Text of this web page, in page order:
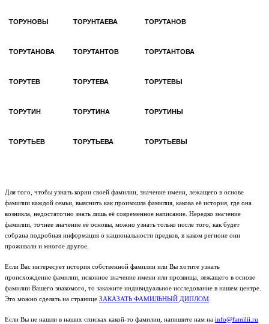
ТОРУНОВЫ ТОРУНТАЕВА ТОРУТАНОВ
ТОРУТАНОВА ТОРУТАНТОВ ТОРУТАНТОВА
ТОРУТЕВ ТОРУТЕВА ТОРУТЕВЫ
ТОРУТИН ТОРУТИНА ТОРУТИНЫ
ТОРУТЬЕВ ТОРУТЬЕВА ТОРУТЬЕВЫ
Для того, чтобы узнать корни своей фамилии, значение имени, лежащего в основе
фамилии каждой семьи, выяснить как произошла фамилия, какова её история, где она
возникла, недостаточно знать лишь её современное написание. Нередко значение
фамилии, точнее значение её основы, можно узнать только после того, как будет
собрана подробная информация о национальности предков, в каком регионе они
проживали и многое другое.
Если Вас интересует история собственной фамилии или Вы хотите узнать
происхождение фамилии, исконное значение имени или прозвища, лежащего в основе
фамилии Вашего знакомого, то закажите индивидуальное исследование в нашем центре.
Это можно сделать на странице ЗАКАЗАТЬ ФАМИЛЬНЫЙ ДИПЛОМ
Если Вы не нашли в наших списках какой-то фамилии, напишите нам на info@familii.ru